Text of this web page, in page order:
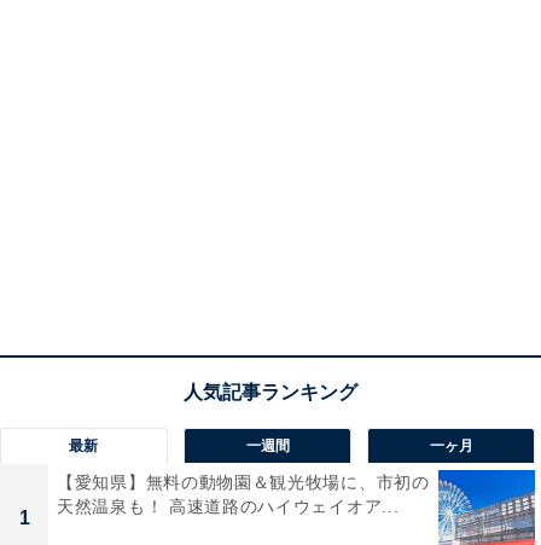
最新 一週間 一ヶ月
1
【愛知県】無料の動物園＆観光牧場に、市初の
天然温泉も！ 高速道路のハイウェイオア...